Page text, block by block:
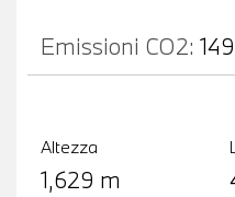
Emissioni CO2:
Altezza
1,629 m